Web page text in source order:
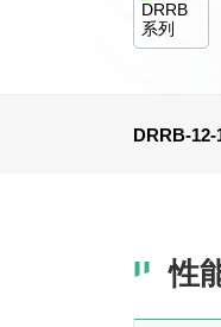
DRRB-12-
性